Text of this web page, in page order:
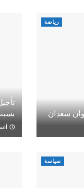
رياضة
سعدان
سياسة